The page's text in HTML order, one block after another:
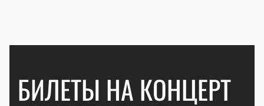
БИЛЕТЫ НА КОНЦЕРТ